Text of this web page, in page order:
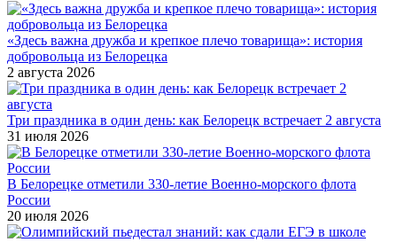
«Здесь важна дружба и крепкое плечо товарища»: история
добровольца из Белорецка
2 августа 2026
Три праздника в один день: как Белорецк встречает 2 августа
31 июля 2026
В Белорецке отметили 330-летие Военно-морского флота
России
20 июля 2026